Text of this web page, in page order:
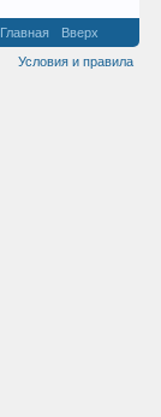
Главная
Вверх
Условия и правила